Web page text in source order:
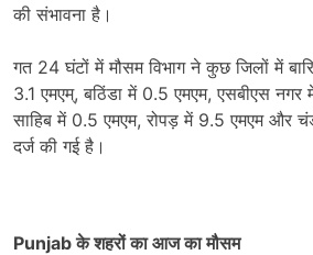
की संभावना है।
गत 24 घंटों में मौसम विभाग ने कुछ जिलों में
3.1 एमएम्, बठिंडा में 0.5 एमएम, एसबीएस
साहिब में 0.5 एमएम, रोपड़ में 9.5 एमएम और
दर्ज की गई है।
Punjab के शहरों का आज का मौसम